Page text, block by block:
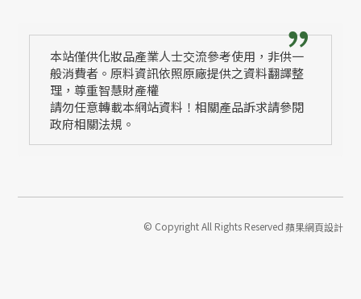
本站僅供化妝品產業人士交流參考使用，非供一
般消費者。原料資訊依照原廠提供之資料翻譯整
理，尊重智慧財產權
請勿任意轉載本網站資料！相關產品訴求請參閱
政府相關法規。
© Copyright All Rights Reserved蘋果網頁設計